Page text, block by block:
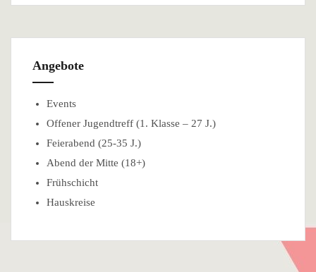
Angebote
Events
Offener Jugendtreff (1. Klasse – 27 J.)
Feierabend (25-35 J.)
Abend der Mitte (18+)
Frühschicht
Hauskreise